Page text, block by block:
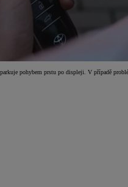
pohybem prstu po displeji. V případě